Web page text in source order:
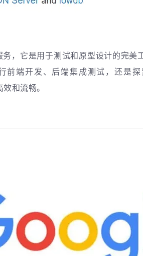
，它是用于测试和原型设计的完美
端开发、后端集成测试，还是
和流畅。